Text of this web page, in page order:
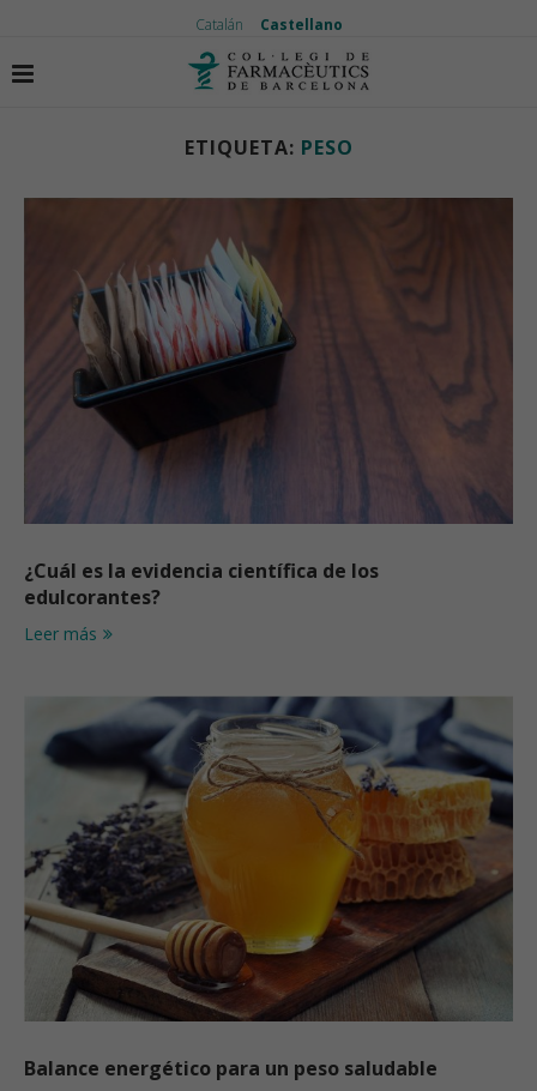
Catalán Castellano
Inicio Artículos etiquetados con "peso"
ETIQUETA: PESO
¿Cuál es la evidencia científica de los
edulcorantes?
Leer más
Balance energético para un peso saludable